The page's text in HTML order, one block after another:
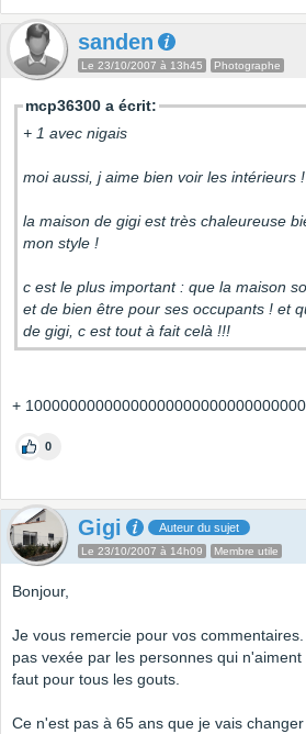
sanden
Le 23/10/2007 à 13h45 Photographe
mcp36300 a écrit:
+ 1 avec nigais
moi aussi, j aime bien voir les intérieurs !
la maison de gigi est très chaleureuse
mon style !
c est le plus important : que la maison
et de bien être pour ses occupants ! et
de gigi, c est tout à fait celà !!!
+
0
Gigi Auteur du sujet
Le 23/10/2007 à 14h09 Membre utile
Bonjour,
Je vous remercie pour vos
pas vexée par les personnes qui
faut pour tous les gouts.
Ce n'est pas à 65 ans que je vais